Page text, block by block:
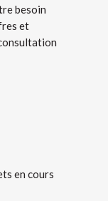
besoin
et
en cours